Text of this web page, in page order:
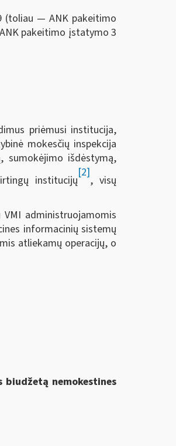
(toliau — ANK pakeitimo
pakeitimo įstatymo 3
priėmusi institucija,
mokesčių inspekcija
sumokėjimo išdėstymą,
institucijų
[2]
, visų
administruojamomis
informacinių sistemų
atliekamų operacijų, o
nemokestines